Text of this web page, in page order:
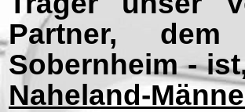
Partner,
Sobernheim -ist,
Naheland-